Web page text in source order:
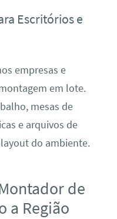
Escritórios e
empresas e
em lote.
mesas de
e arquivos de
do ambiente.
de
a Região